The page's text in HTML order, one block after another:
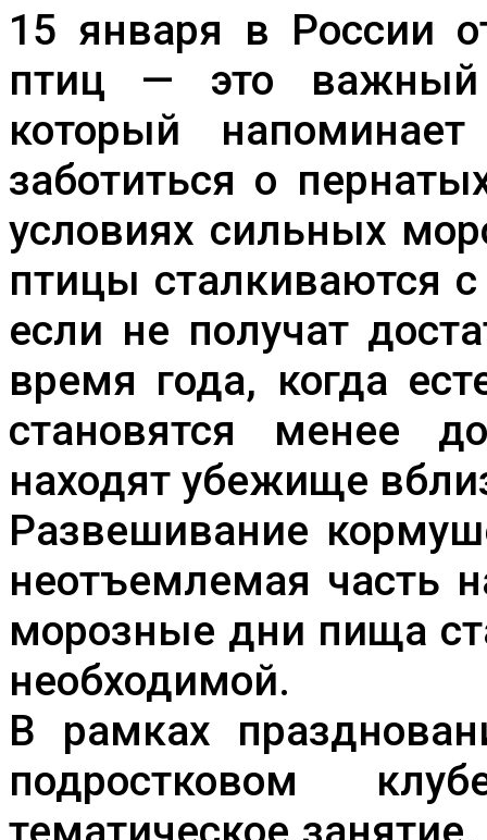
В
ПК
15 января в России
птиц — это важный
который
заботиться о
условиях сильных
птицы сталкиваются
если не получат
время года, когда
становятся менее
находят убежище
Развешивание
неотъемлемая часть
морозные дни пища
необходимой.
В рамках
подростковом